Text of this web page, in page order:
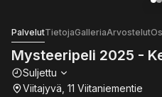
PalvelutTietojaGalleriaArvostelut
Mysteeripeli 2025 -
Aukioloajat
Suljettu
Viitajyvä, 11 Viitaniementie